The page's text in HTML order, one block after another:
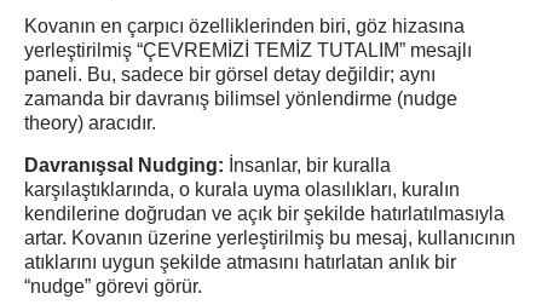
Kovanın en çarpıcı özelliklerinden biri, göz hizasına
yerleştirilmiş “ÇEVREMİZİ TEMİZ TUTALIM” mesajlı
paneli. Bu, sadece bir görsel detay değildir; aynı
zamanda bir davranış bilimsel yönlendirme (nudge
theory) aracıdır.
Davranışsal Nudging: İnsanlar, bir kuralla
karşılaştıklarında, o kurala uyma olasılıkları, kuralın
kendilerine doğrudan ve açık bir şekilde hatırlatılmasıyla
artar. Kovanın üzerine yerleştirilmiş bu mesaj, kullanıcının
atıklarını uygun şekilde atmasını hatırlatan anlık bir
“nudge” görevi görür.